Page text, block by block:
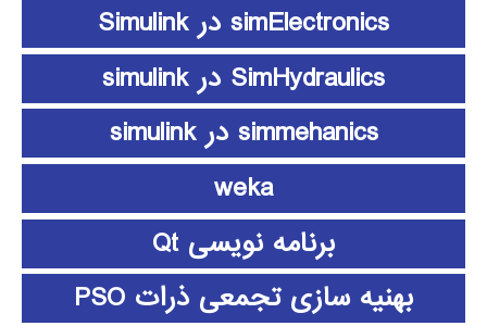
simElectronics در Simulink
SimHydraulics در simulink
simmehanics در simulink
weka
برنامه نویسی Qt
بهنیه سازی تجمعی ذرات PSO